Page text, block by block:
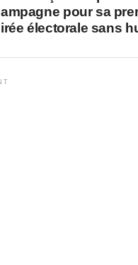
pour sa
électorale sans